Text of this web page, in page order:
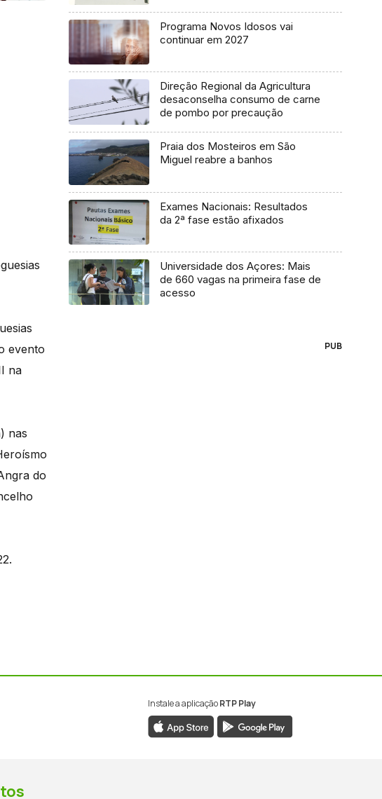
evento
na
nas
do
Programa Novos Idosos vai
continuar em 2027
Direção Regional da Agricultura
desaconselha consumo de carne
de pombo por precaução
Praia dos Mosteiros em São
Miguel reabre a banhos
Exames Nacionais: Resultados
da 2ª fase estão afixados
Universidade dos Açores: Mais
de 660 vagas na primeira fase de
acesso
PUB
Instale a aplicaçãoRTP Play